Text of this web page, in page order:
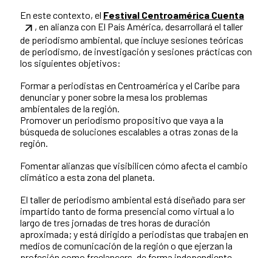
En este contexto, el Festival Centroamérica Cuenta
, en alianza con El País América, desarrollará el taller
de periodismo ambiental, que incluye sesiones teóricas
de periodismo, de investigación y sesiones prácticas con
los siguientes objetivos:
Formar a periodistas en Centroamérica y el Caribe para
denunciar y poner sobre la mesa los problemas
ambientales de la región.
Promover un periodismo propositivo que vaya a la
búsqueda de soluciones escalables a otras zonas de la
región.
Fomentar alianzas que visibilicen cómo afecta el cambio
climático a esta zona del planeta.
El taller de periodismo ambiental está diseñado para ser
impartido tanto de forma presencial como virtual a lo
largo de tres jornadas de tres horas de duración
aproximada; y está dirigido a periodistas que trabajen en
medios de comunicación de la región o que ejerzan la